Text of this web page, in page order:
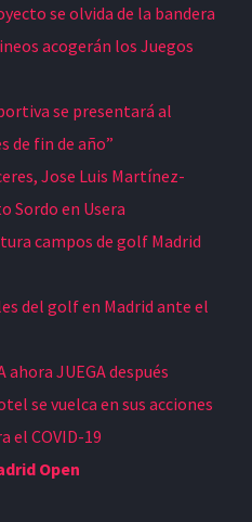
se olvida de la bandera
acogerán los Juegos
se presentará al
de fin de año”
Jose Luis Martínez-
Sordo en Usera
campos de golf Madrid
del golf en Madrid ante el
ahora JUEGA después
se vuelca en sus acciones
el COVID-19
Open